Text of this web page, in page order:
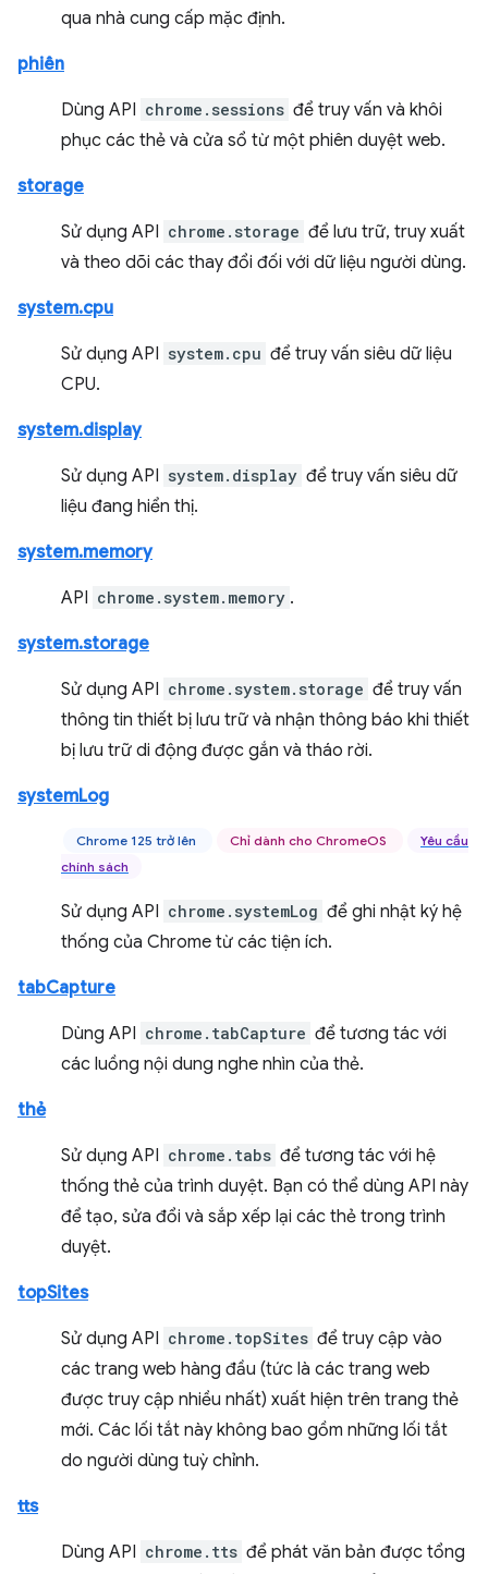
qua nhà cung cấp mặc định.
phiên
Dùng API chrome.sessions để truy vấn và khôi
phục các thẻ và cửa sổ từ một phiên duyệt web.
storage
Sử dụng API chrome.storage để lưu trữ, truy xuất
và theo dõi các thay đổi đối với dữ liệu người dùng.
system.cpu
Sử dụng API system.cpu để truy vấn siêu dữ liệu
CPU.
system.display
Sử dụng API system.display để truy vấn siêu dữ
liệu đang hiển thị.
system.memory
API chrome.system.memory .
system.storage
Sử dụng API chrome.system.storage để truy vấn
thông tin thiết bị lưu trữ và nhận thông báo khi thiết
bị lưu trữ di động được gắn và tháo rời.
systemLog
Chrome 125 trở lên Chỉ dành cho ChromeOS
Yêu cầu
chính sách
Sử dụng API chrome.systemLog để ghi nhật ký hệ
thống của Chrome từ các tiện ích.
tabCapture
Dùng API chrome.tabCapture để tương tác với
các luồng nội dung nghe nhìn của thẻ.
thẻ
Sử dụng API chrome.tabs để tương tác với hệ
thống thẻ của trình duyệt. Bạn có thể dùng API này
để tạo, sửa đổi và sắp xếp lại các thẻ trong trình
duyệt.
topSites
Sử dụng API chrome.topSites để truy cập vào
các trang web hàng đầu (tức là các trang web
được truy cập nhiều nhất) xuất hiện trên trang thẻ
mới. Các lối tắt này không bao gồm những lối tắt
do người dùng tuỳ chỉnh.
tts
Dùng API chrome.tts để phát văn bản được tổng